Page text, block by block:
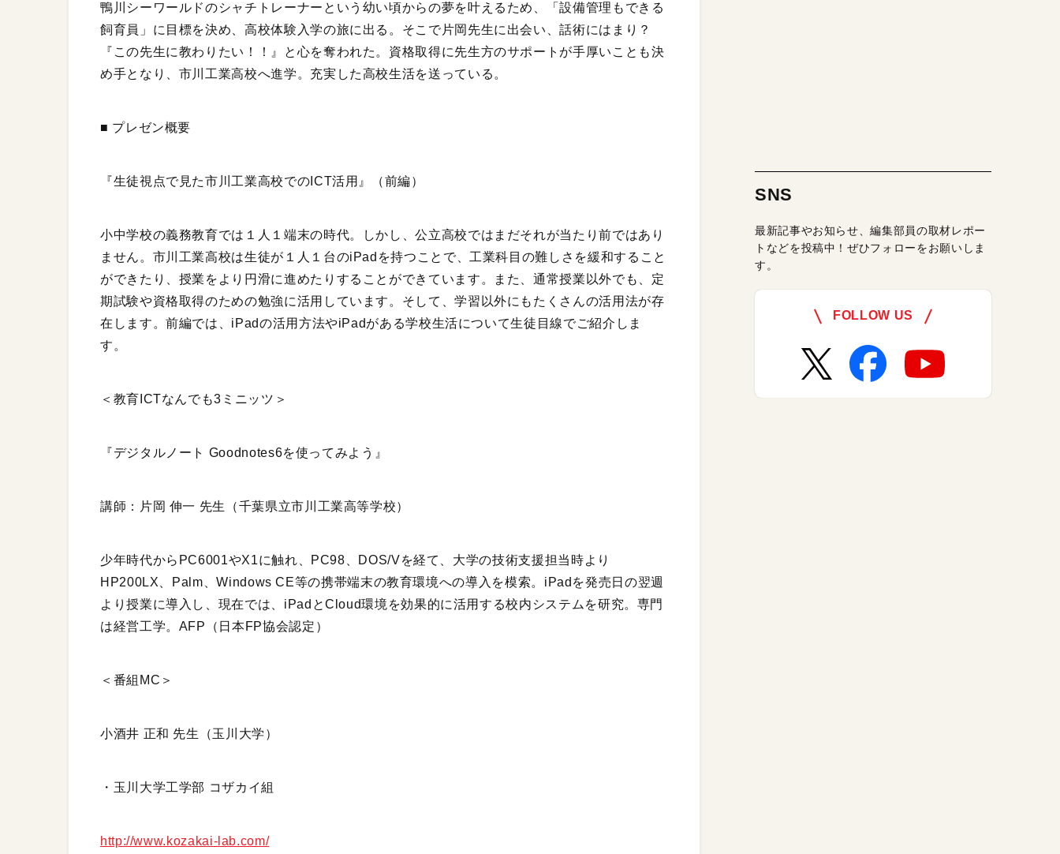
鴨川シーワールドのシャチトレーナーという幼い頃からの夢を叶えるため、「設備管理もできる
飼育員」に目標を決め、高校体験入学の旅に出る。そこで片岡先生に出会い、話術にはまり？
『この先生に教わりたい！！』と心を奪われた。資格取得に先生方のサポートが手厚いことも決
め手となり、市川工業高校へ進学。充実した高校生活を送っている。
■ プレゼン概要
『生徒視点で見た市川工業高校でのICT活用』（前編）
小中学校の義務教育では１人１端末の時代。しかし、公立高校ではまだそれが当たり前ではあり
ません。市川工業高校は生徒が１人１台のiPadを持つことで、工業科目の難しさを緩和すること
ができたり、授業をより円滑に進めたりすることができています。また、通常授業以外でも、定
期試験や資格取得のための勉強に活用しています。そして、学習以外にもたくさんの活用法が存
在します。前編では、iPadの活用方法やiPadがある学校生活について生徒目線でご紹介しま
す。
＜教育ICTなんでも3ミニッツ＞
『デジタルノート Goodnotes6を使ってみよう』
講師：片岡 伸一 先生（千葉県立市川工業高等学校）
少年時代からPC6001やX1に触れ、PC98、DOS/Vを経て、大学の技術支援担当時より
HP200LX、Palm、Windows CE等の携帯端末の教育環境への導入を模索。iPadを発売日の翌週
より授業に導入し、現在では、iPadとCloud環境を効果的に活用する校内システムを研究。専門
は経営工学。AFP（日本FP協会認定）
＜番組MC＞
小酒井 正和 先生（玉川大学）
・玉川大学工学部 コザカイ組
http://www.kozakai-lab.com/
SNS
最新記事やお知らせ、編集部員の取材レポー
トなどを投稿中！ぜひフォローをお願いしま
す。
FOLLOW US